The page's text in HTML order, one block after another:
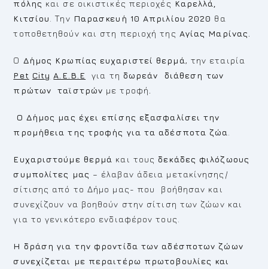
πόλης και σε οικιστικές περιοχές Καρελλά,
Κιτσίου
. Την Παρασκευή 10 Απριλίου 2020 θα
τοποθετηθούν και στη περιοχή της Αγίας Μαρίνας.
Ο Δήμος Κρωπίας ευχαριστεί θερμά, την εταιρία
Pet City Α.Ε.Β.Ε για τη δωρεάν διάθεση των
πρώτων ταϊστρών με τροφή
Ο Δήμος μας έχει επίσης εξασφαλίσει την
προμήθεια της τροφής για τα αδέσποτα ζώα
Ευχαριστούμε θερμά και τουςδεκάδες φιλόζωους
συμπολίτες μας – έλαβαν άδεια μετακίνησης/
σίτισης από το Δήμο μας- που βοήθησαν και
συνεχίζουν να βοηθούν στην σίτιση των ζώων και
για το γενικότερο ενδιαφέρον τους.
Η δράση για την φροντίδα των αδέσποτων ζώων
συνεχίζεται με περαιτέρω πρωτοβουλίες και